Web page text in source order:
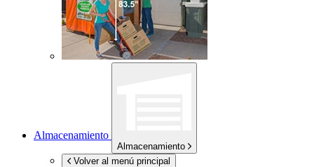
Almacenamiento
Almacenamiento
Volver al menú principal